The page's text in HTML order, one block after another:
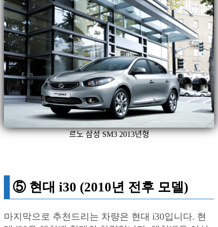
르노 삼성 SM3 2013년형
⑤ 현대 i30 (2010년 전후 모델)
마지막으로 추천드리는 차량은 현대 i30입니다. 현